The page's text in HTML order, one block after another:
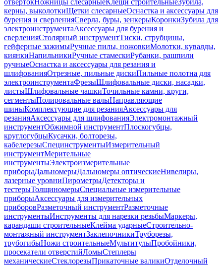
отвертокНожницы слесарныеКлещи строительныеЗубила,
керны, выколоткиЩетки слесарныеОснастка и аксессуары для
бурения и сверленияСверла, буры, зенкерыКоронкиЗубила для
электроинструментаАксессуары для бурения и
сверленияСтолярный инструментТиски, струбцины,
гейферные зажимыРучные пилы, ножовкиМолотки, кувалды,
киянкиНапильникиРучные стамескиРубанки, рашпили
ручныеОснастка и аксессуары для резания и
шлифованияОтрезные, пильные дискиПильные полотна для
электроинструментаФрезыШлифовальные диски, насадки,
листыШлифовальные чашкиТочильные камни, круги,
сегментыПолировальные валыНаправляющие
шиныКомплектующие для резанияАксессуары для
резанияАксессуары для шлифованияЭлектромонтажный
инструментОбжимной инструментПлоскогубцы,
круглогубцыКусачки, болторезы,
кабелерезыСпецинструментыИзмерительный
инструментМерительные
инструментыЭлектроизмерительные
приборыДальномерыДальномеры оптическиеНивелиры,
лазерные уровниПирометрыДетекторы и
тестерыТолщиномерыСпециальные измерительные
приборыАксессуары для измерительных
приборовРазметочный инструментРазметочные
инструментыИнструменты для нарезки резьбыМаркеры,
карандаши строительныеКлейма ударныеСтроительно-
монтажный инструментЗаклепочникиТруборезы,
трубогибыНожи строительныеМультитулыПробойники,
просекатели отверстийЛомыСтеплеры
механическиеСтеклорезыПрикаточные валикиОтделочный